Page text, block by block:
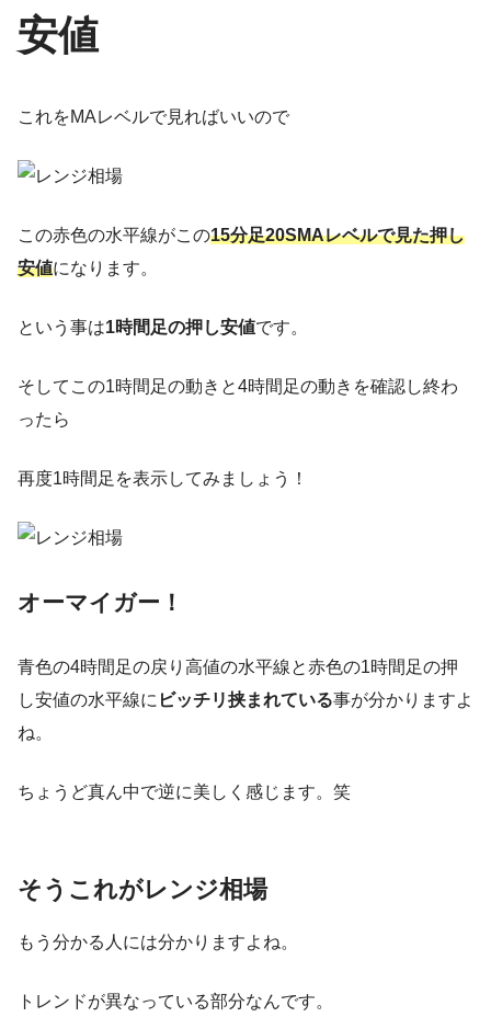
安値
これをMAレベルで見ればいいので
この赤色の水平線がこの15分足20SMAレベルで見た押し
安値になります。
という事は1時間足の押し安値です。
そしてこの1時間足の動きと4時間足の動きを確認し終わ
ったら
再度1時間足を表示してみましょう！
オーマイガー！
青色の4時間足の戻り高値の水平線と赤色の1時間足の押
し安値の水平線に ビッチリ挟まれている事が分かりますよ
ね。
ちょうど真ん中で逆に美しく感じます。笑
そうこれがレンジ相場
もう分かる人には分かりますよね。
トレンドが異なっている部分なんです。